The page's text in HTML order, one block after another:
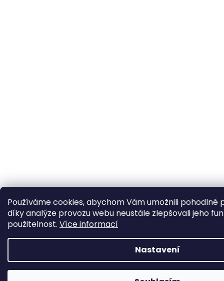
Používáme cookies, abychom Vám umožnili pohodlné
díky analýze provozu webu neustále zlepšovali jeho
použitelnost. Více informací
Nastavení